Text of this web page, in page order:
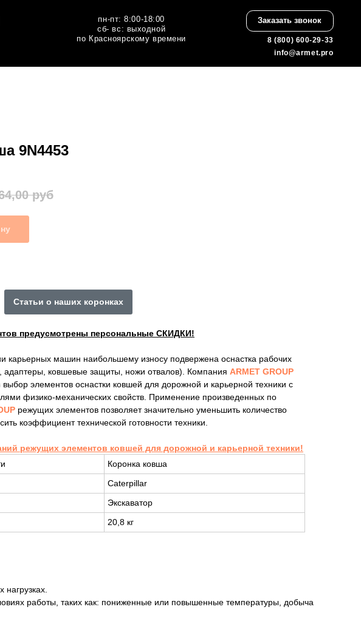
пн-пт: 8:00-18:00
сб- вс: выходной
по Красноярскому времени
9N4453
руб
Статьи о наших коронках
предусмотрены персональные СКИДКИ!
карьерных машин наибольшему износу подвержена оснастка рабочих
адаптеры, ковшевые защиты, ножи отвалов). Компания ARMET GROUP
элементов оснастки ковшей для дорожной и карьерной техники с
физико-механических свойств. Применение произведенных по
режущих элементов позволяет значительно уменьшить количество
коэффициент технической готовности техники.
режущих элементов ковшей для дорожной и карьерной техники!
Коронка ковша
Caterpillar
Экскаватор
20,8 кг
нагрузках.
работы, таких как: пониженные или повышенные температуры, добыча